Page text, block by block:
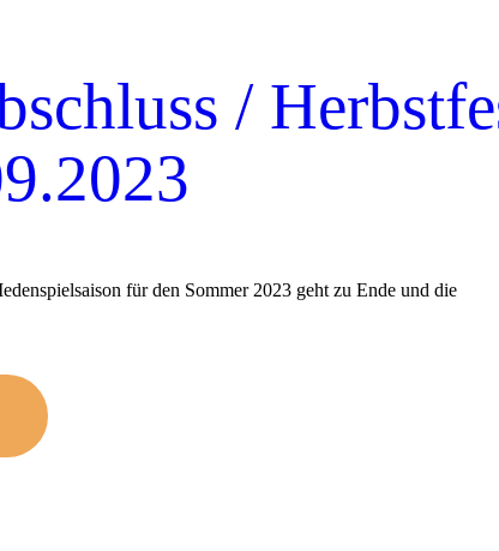
/
für den Sommer 2023 geht zu Ende und die